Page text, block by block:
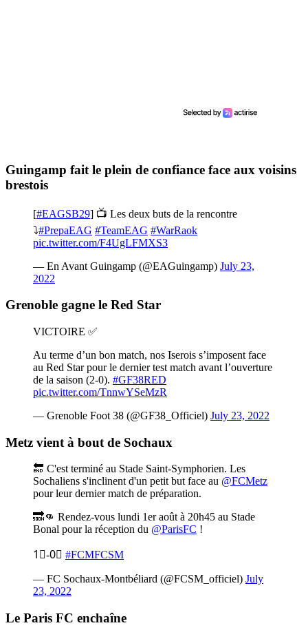
Guingamp fait le plein de confiance face aux voisins
brestois
[#EAGSB29] 📺 Les deux buts de la rencontre
⤵️#PrepaEAG #TeamEAG #WarRaok
pic.twitter.com/F4UgLFMXS3
— En Avant Guingamp (@EAGuingamp) July 23,
2022
Grenoble gagne le Red Star
VICTOIRE ✅
Au terme d’un bon match, nos Iserois s’imposent face
au Red Star pour le dernier test match avant l’ouverture
de la saison (2-0). #GF38RED
pic.twitter.com/TnnwYSeMzR
— Grenoble Foot 38 (@GF38_Officiel) July 23, 2022
Metz vient à bout de Sochaux
🔚 C'est terminé au Stade Saint-Symphorien. Les
Sochaliens s'inclinent d'un petit but face au @FCMetz
pour leur dernier match de préparation.
🔜👊 Rendez-vous lundi 1er août à 20h45 au Stade
Bonal pour la réception du @ParisFC !
1⃣-0⃣ #FCMFCSM
— FC Sochaux-Montbéliard (@FCSM_officiel) July
23, 2022
Le Paris FC enchaîne